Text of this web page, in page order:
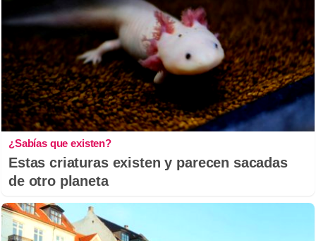
¿Sabías que existen?
Estas criaturas existen y parecen sacadas
de otro planeta